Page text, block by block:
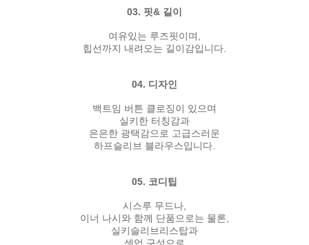
03. 핏& 길이
여유있는 루즈핏이며,
힙선까지 내려오는 길이감입니다.
04. 디자인
백트임 버튼 클로징이 있으며
실키한 터칭감과
은은한 광택감으로 고급스러운
하프슬리브 블라우스입니다.
05. 코디팁
시스루 무드나,
이너 나시와 함께 단품으로는 물론,
실키슬리브리스탑과